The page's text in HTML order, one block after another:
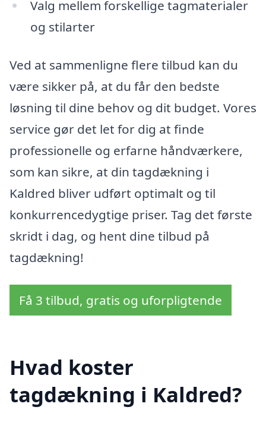
Valg mellem forskellige tagmaterialer
og stilarter
Ved at sammenligne flere tilbud kan du
være sikker på, at du får den bedste
løsning til dine behov og dit budget. Vores
service gør det let for dig at finde
professionelle og erfarne håndværkere,
som kan sikre, at din tagdækning i
Kaldred bliver udført optimalt og til
konkurrencedygtige priser. Tag det første
skridt i dag, og hent dine tilbud på
tagdækning!
Få 3 tilbud, gratis og uforpligtende
Hvad koster
tagdækning i Kaldred?